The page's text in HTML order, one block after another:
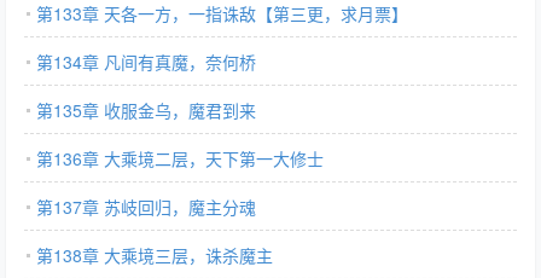
第133章 天各一方，一指诛敌【第三更，求月票】
第134章 凡间有真魔，奈何桥
第135章 收服金乌，魔君到来
第136章 大乘境二层，天下第一大修士
第137章 苏岐回归，魔主分魂
第138章 大乘境三层，诛杀魔主